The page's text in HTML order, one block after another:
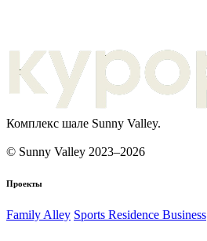
Комплекс шале Sunny Valley.
© Sunny Valley 2023–2026
Проекты
Family Alley Sports Residence Business